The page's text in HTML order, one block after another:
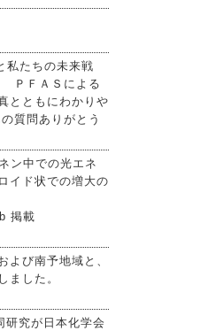
私たちの未来戦
ＰＦＡＳによる
とともにわかりや
質問ありがとう
ン中での光エネ
イド状での増大の
掲載
よび南予地域と、
ました。
研究が日本化学会